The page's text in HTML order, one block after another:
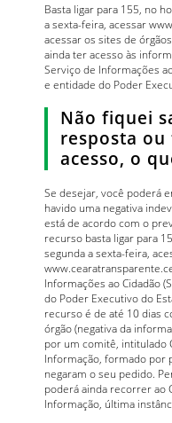
Basta ligar para 155, no
a sexta-feira, acessar
acessar os sites de
ainda ter acesso às
Serviço de Informações
e entidade do Poder
Não fiquei
resposta
acesso, o
Se desejar, você poderá
havido uma negativa
está de acordo com o
recurso basta ligar para
segunda a sexta-feira,
Informações ao Cidadão
do Poder Executivo do
recurso é de até 10 dias
órgão (negativa da
por um comitê, intitulado
Informação, formado por
negaram o seu pedido.
poderá ainda recorrer ao
Informação, última